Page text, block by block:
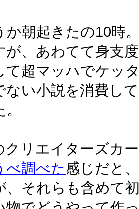
か朝起きたの10時
が、あわてて身支
て超マッハでケッ
ない小説を消費し
クリエイターズカ
べ調べた感じだと
、それらも含めて